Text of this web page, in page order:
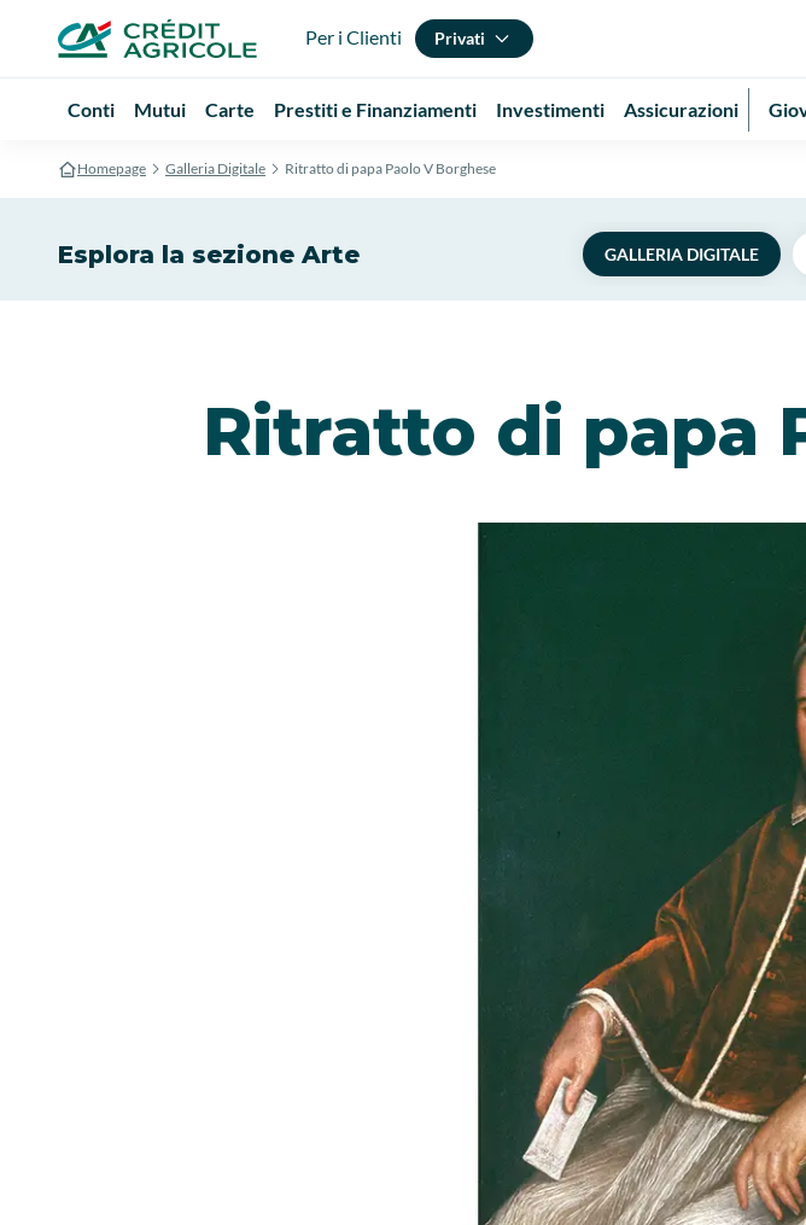
Per i Clienti Privati
Conti Mutui Carte Prestiti e Finanziamenti Investimenti Assicurazioni
Homepage Galleria Digitale Ritratto di papa Paolo V Borghese
Esplora la sezione Arte GALLERIA DIGITALE
Ritratto di papa